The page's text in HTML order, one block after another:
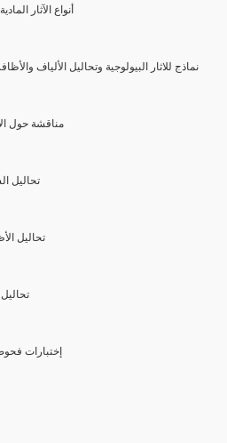
(5) أنواع الآثار
3- نماذج للاثار البيولوجية وتحاليل الألياف
(6) مناقشة حول
(7)
(8)
(9)
4- إختبارات